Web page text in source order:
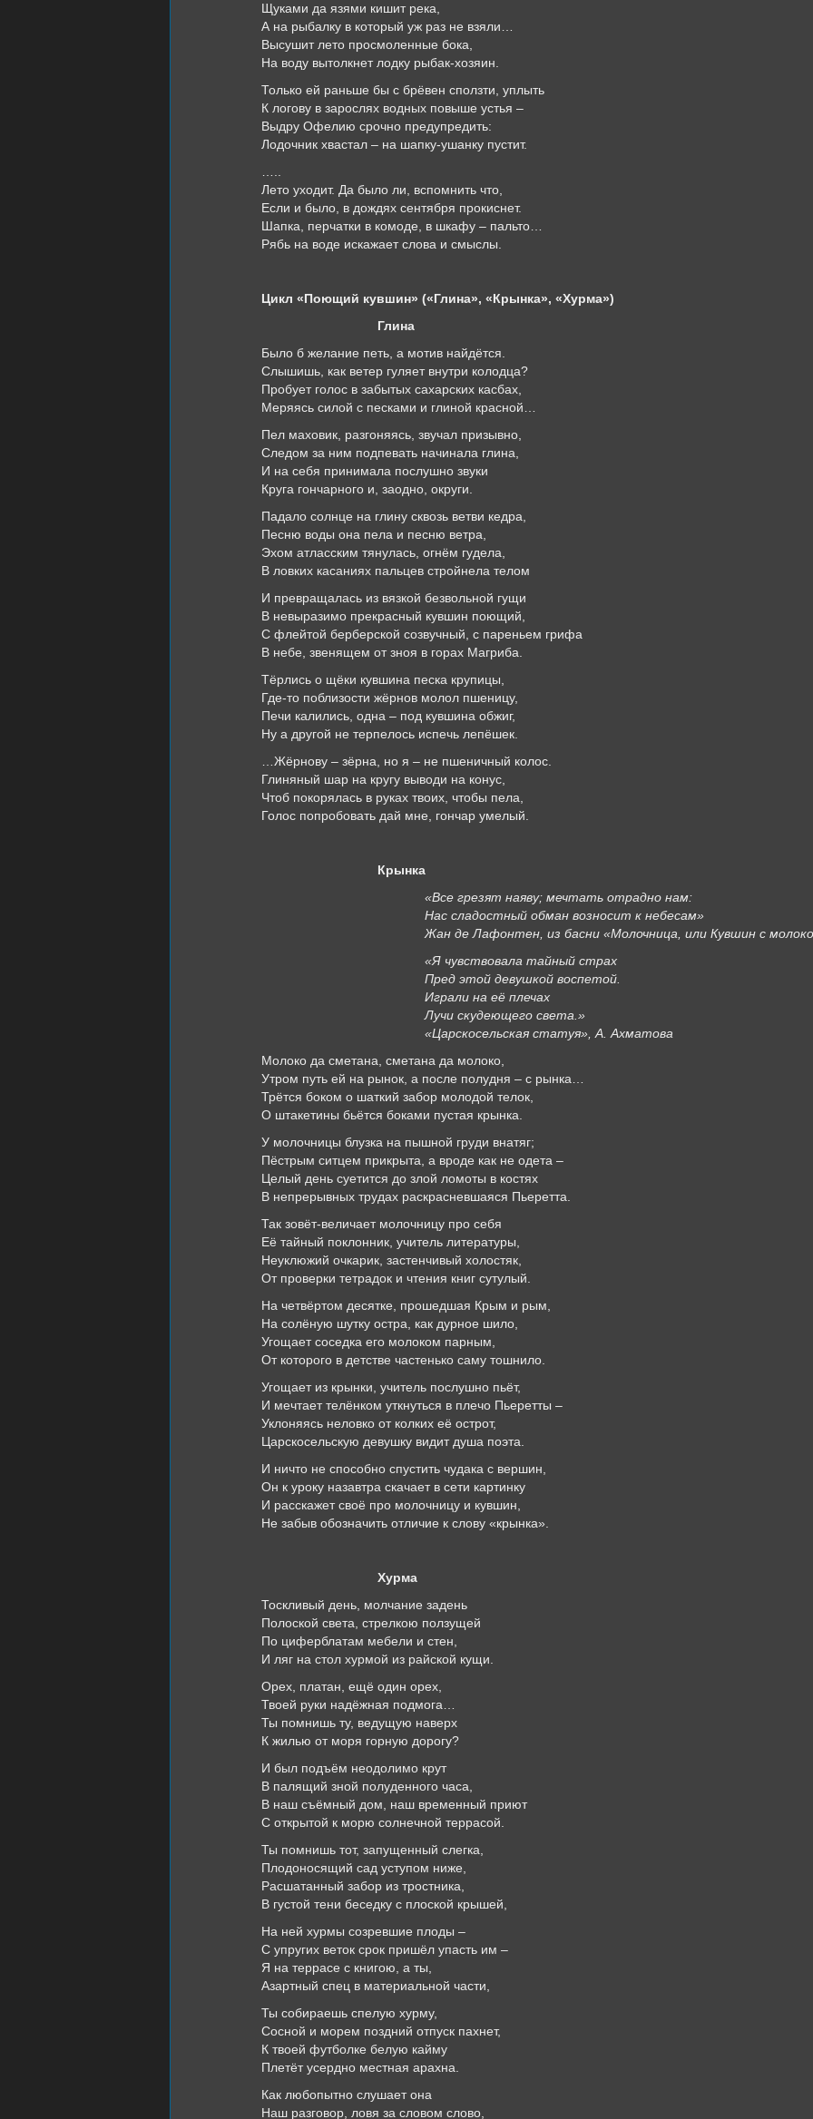
Щуками да язями кишит река,
А на рыбалку в который уж раз не взяли…
Высушит лето просмоленные бока,
На воду вытолкнет лодку рыбак-хозяин.
Только ей раньше бы с брёвен сползти, уплыть
К логову в зарослях водных повыше устья –
Выдру Офелию срочно предупредить:
Лодочник хвастал – на шапку-ушанку пустит.
…..
Лето уходит. Да было ли, вспомнить что,
Если и было, в дождях сентября прокиснет.
Шапка, перчатки в комоде, в шкафу – пальто…
Рябь на воде искажает слова и смыслы.
Цикл «Поющий кувшин» («Глина», «Крынка», «Хурма»)
Глина
Было б желание петь, а мотив найдётся.
Слышишь, как ветер гуляет внутри колодца?
Пробует голос в забытых сахарских касбах,
Меряясь силой с песками и глиной красной…
Пел маховик, разгоняясь, звучал призывно,
Следом за ним подпевать начинала глина,
И на себя принимала послушно звуки
Круга гончарного и, заодно, округи.
Падало солнце на глину сквозь ветви кедра,
Песню воды она пела и песню ветра,
Эхом атласским тянулась, огнём гудела,
В ловких касаниях пальцев стройнела телом
И превращалась из вязкой безвольной гущи
В невыразимо прекрасный кувшин поющий,
С флейтой берберской созвучный, с пареньем грифа
В небе, звенящем от зноя в горах Магриба.
Тёрлись о щёки кувшина песка крупицы,
Где-то поблизости жёрнов молол пшеницу,
Печи калились, одна – под кувшина обжиг,
Ну а другой не терпелось испечь лепёшек.
…Жёрнову – зёрна, но я – не пшеничный колос.
Глиняный шар на кругу выводи на конус,
Чтоб покорялась в руках твоих, чтобы пела,
Голос попробовать дай мне, гончар умелый.
Крынка
«Все грезят наяву; мечтать отрадно нам:
Нас сладостный обман возносит к небесам»
Жан де Лафонтен, из басни «Молочница, или Кувшин с
«Я чувствовала тайный страх
Пред этой девушкой воспетой.
Играли на её плечах
Лучи скудеющего света.»
«Царскосельская статуя», А. Ахматова
Молоко да сметана, сметана да молоко,
Утром путь ей на рынок, а после полудня – с рынка…
Трётся боком о шаткий забор молодой телок,
О штакетины бьётся боками пустая крынка.
У молочницы блузка на пышной груди внатяг;
Пёстрым ситцем прикрыта, а вроде как не одета –
Целый день суетится до злой ломоты в костях
В непрерывных трудах раскрасневшаяся Пьеретта.
Так зовёт-величает молочницу про себя
Её тайный поклонник, учитель литературы,
Неуклюжий очкарик, застенчивый холостяк,
От проверки тетрадок и чтения книг сутулый.
На четвёртом десятке, прошедшая Крым и рым,
На солёную шутку остра, как дурное шило,
Угощает соседка его молоком парным,
От которого в детстве частенько саму тошнило.
Угощает из крынки, учитель послушно пьёт,
И мечтает телёнком уткнуться в плечо Пьеретты –
Уклоняясь неловко от колких её острот,
Царскосельскую девушку видит душа поэта.
И ничто не способно спустить чудака с вершин,
Он к уроку назавтра скачает в сети картинку
И расскажет своё про молочницу и кувшин,
Не забыв обозначить отличие к слову «крынка».
Хурма
Тоскливый день, молчание задень
Полоской света, стрелкою ползущей
По циферблатам мебели и стен,
И ляг на стол хурмой из райской кущи.
Орех, платан, ещё один орех,
Твоей руки надёжная подмога…
Ты помнишь ту, ведущую наверх
К жилью от моря горную дорогу?
И был подъём неодолимо крут
В палящий зной полуденного часа,
В наш съёмный дом, наш временный приют
С открытой к морю солнечной террасой.
Ты помнишь тот, запущенный слегка,
Плодоносящий сад уступом ниже,
Расшатанный забор из тростника,
В густой тени беседку с плоской крышей,
На ней хурмы созревшие плоды –
С упругих веток срок пришёл упасть им –
Я на террасе с книгою, а ты,
Азартный спец в материальной части,
Ты собираешь спелую хурму,
Сосной и морем поздний отпуск пахнет,
К твоей футболке белую кайму
Плетёт усердно местная арахна.
Как любопытно слушает она
Наш разговор, ловя за словом слово,